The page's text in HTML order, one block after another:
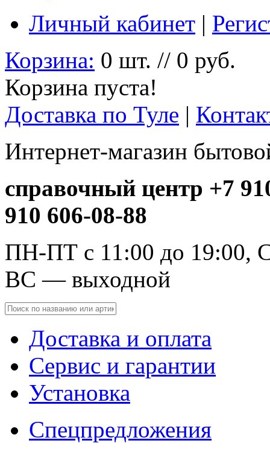
Личный кабинет |
Корзина: 0 шт. // 0 руб.
Корзина пуста!
Доставка по Туле |
Интернет-магазин
справочный центр +7
910 606-08-88
ПН-ПТ с 11:00 до 19:00,
ВС — выходной
Доставка и оплата
Сервис и гарантии
Установка
Спецпредложения